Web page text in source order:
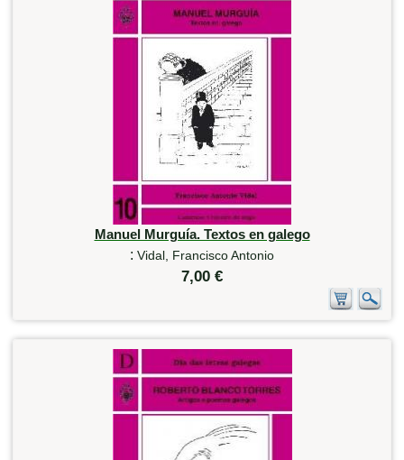
Manuel Murguía. Textos en galego
: Vidal, Francisco Antonio
7,00 €